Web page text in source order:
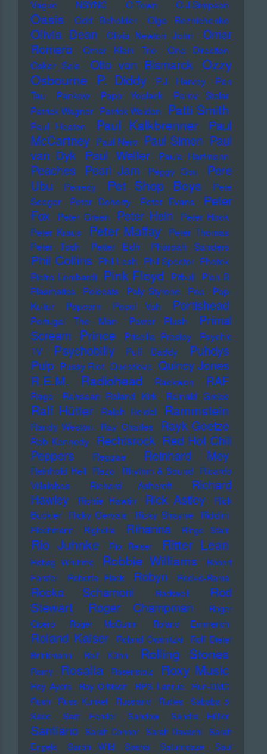
Vague NSYNC O-Town O.J.Simpson
Oasis Odd Beholder Olga Reznichenko
Olivia Dean Olivia Newton John
Omar
Romero
Omer Klein Trio
One Direction
Oskar Sala
Otto von Bismarck Ozzy
Osbourne
P. Diddy P.J. Harvey
Pan
Tau
Pankow Papo Yoplack
Parov Stelar
Patrick Wagner Patrick Walden Patti Smith
Paul Heaton Paul Kalkbrenner
Paul
McCartney Paul Nero Paul Simon Paul
van Dyk Paul Weller Paula Hartmann
Peaches Pearl Jam Peggy Gou
Pere
Ubu
Perrecy Pet Shop Boys
Pete
Seeger
Peter Doherty Peter Evans
Peter
Fox
Peter Green Peter Hein
Peter Hook
Peter Kraus
Peter Maffay
Peter Thomas
Peter Tosh
Petter Eldh Pharoah Sanders
Phil Collins Phil Lesh Phil Spector Photek
Pietro Lombardi
Pink Floyd Pitbull Plan B
Plasmatics
Polecats Poly Styrene Pop
Pop-
Kultur
Popcorn Popol Vuh Portishead
Portugal The Man Power Plush
Primal
Scream
Prince Priscilla Presley
Psychic
TV
Psychobilly Puff Daddy
Puhdys
Pulp Pussy Riot Questlove Quincy Jones
R.E.M. Radiohead Raekwon RAF
Rage Rahsaan Roland Kirk Rainald Grebe
Ralf Hütter Ralph Heidel Rammstein
Randy Weston Ray Charles Rayk Goetze
Reb Kennedy Rechtsrock Red Hot Chili
Peppers
Reggae Reinhard Mey
Reinhold Heil Rezo Rhythm & Sound Ricardo
Villalobos
Richard Ashcroft
Richard
Hawley
Richie Hawtin Rick Astley
Rick
Buckler
Ricky Gervais Ricky Shayne Riddim
Riechmann Righeira Rihanna Ringo Starr
Rio Juhnke Rio Reiser Ritter Lean
Robag Wruhme Robbie Williams
Robert
Forster
Roberta Flack Robyn Rock-o-Rama
Rocko Schamoni Rockwell
Rod
Stewart
Roger Champman
Roger
Cicero
Roger McGuinn Roland Emmerich
Roland Kaiser Roland Owsnitzki
Rolf Dieter
Brinkmann
Rolf Kühn Rolling Stones
Romy Rosalia Rosenstolz Roxy Music
Roy Ayers Roy Orbison RPS Lanrue
Run-DMC
Rush
Russ Kunkel Russland Rutles
Sababa 5
Sade
Sam Fender Sandow Sandra Hüller
Santiano Sarah Connor Sarah Davachi Sarah
Engels
Sarah Wild Sasha Saturndaze
Saul